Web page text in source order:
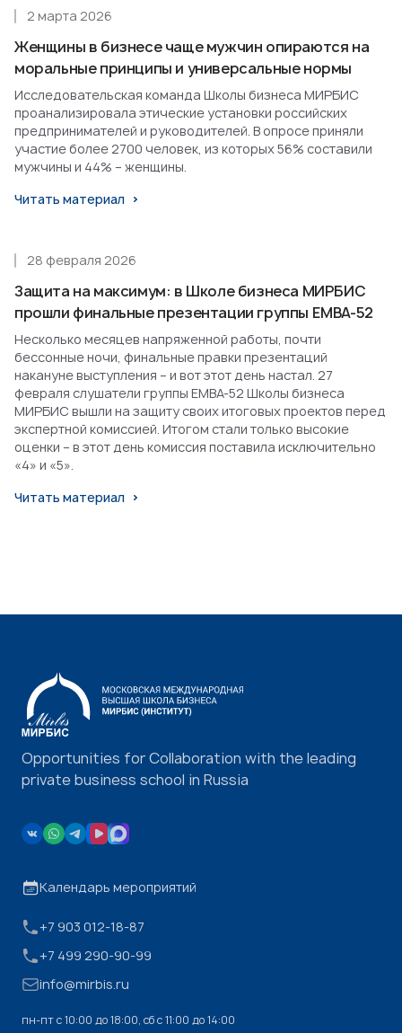
Женщины в бизнесе чаще мужчин опираются на
моральные принципы и универсальные нормы
2 марта 2026
Исследовательская команда Школы бизнеса МИРБИС
проанализировала этические установки российских
предпринимателей и руководителей. В опросе приняли
участие более 2700 человек, из которых 56% составили
мужчины и 44% – женщины.
Читать материал
Защита на максимум: в Школе бизнеса МИРБИС
прошли финальные презентации группы EMBA-52
28 февраля 2026
Несколько месяцев напряженной работы, почти
бессонные ночи, финальные правки презентаций
накануне выступления – и вот этот день настал. 27
февраля слушатели группы EMBA-52 Школы бизнеса
МИРБИС вышли на защиту своих итоговых проектов перед
экспертной комиссией. Итогом стали только высокие
оценки – в этот день комиссия поставила исключительно
«4» и «5».
Читать материал
Opportunities for Collaboration with the leading
private business school in Russia
Календарь мероприятий
+7 903 012-18-87
+7 499 290-90-99
info@mirbis.ru
пн-пт с 10:00 до 18:00, cб с 11:00 до 14:00